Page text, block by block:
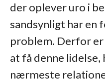
der oplever uro i
sandsynligt har en
problem. Derfor
at få denne lidelse,
nærmeste